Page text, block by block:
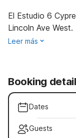
El Estudio 6
Lincoln Ave
Leer más
Booking
Dates
Guests